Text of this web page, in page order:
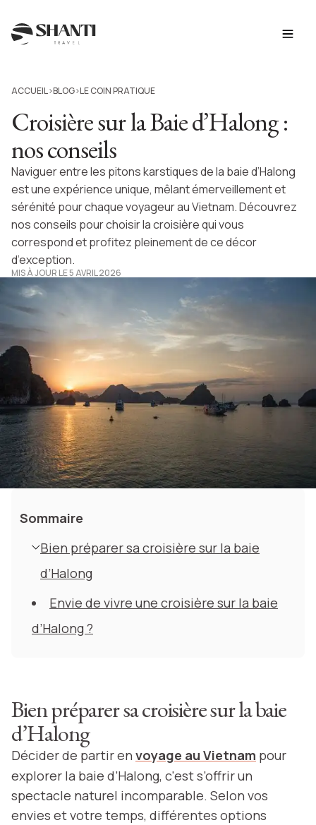
ACCUEIL>BLOG>LE COIN PRATIQUE
Croisière sur la Baie d’Halong :
nos conseils
Naviguer entre les pitons karstiques de la baie d’Halong
est une expérience unique, mêlant émerveillement et
sérénité pour chaque voyageur au Vietnam. Découvrez
nos conseils pour choisir la croisière qui vous
correspond et profitez pleinement de ce décor
d’exception.
MIS À JOUR LE 5 AVRIL 2026
Sommaire
Bien préparer sa croisière sur la baie
d’Halong
Envie de vivre une croisière sur la baie
d’Halong ?
Bien préparer sa croisière sur la baie
d’Halong
Décider de partir en voyage au Vietnam pour
explorer la baie d’Halong, c'est s’offrir un
spectacle naturel incomparable. Selon vos
envies et votre temps, différentes options